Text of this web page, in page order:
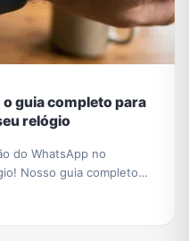
guia completo para
relógio
do WhatsApp no
Nosso guia completo